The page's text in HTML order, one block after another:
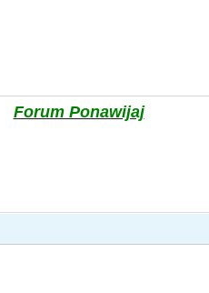
Forum Ponawijaj